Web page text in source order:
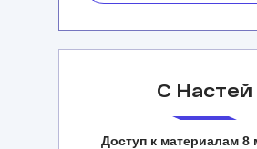
Доступ к материалам 8
С Настей